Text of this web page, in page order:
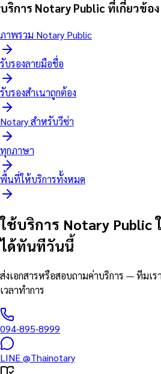
บริการ Notary Public ที่เกี่ยวข้อง
ภาพรวม Notary Public
รับรองลายมือชื่อ
รับรองสำเนาถูกต้อง
Notary สำหรับวีซ่า
ทุกภาษา
พื้นที่ให้บริการทั้งหมด
ใช้บริการ Notary Public
ได้ทันทีวันนี้
ส่งเอกสารหรือสอบถามค่าบริการ — ทีมเ
เวลาทำการ
094-895-8999
LINE@Thainotary